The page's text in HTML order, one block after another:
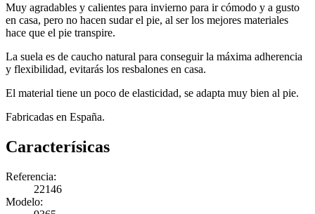
Muy agradables y calientes para invierno para ir cómodo y a gusto
en casa, pero no hacen sudar el pie, al ser los mejores materiales
hace que el pie transpire.
La suela es de caucho natural para conseguir la máxima adherencia
y flexibilidad, evitarás los resbalones en casa.
El material tiene un poco de elasticidad, se adapta muy bien al pie.
Fabricadas en España.
Caracterísicas
Referencia:
22146
Modelo: